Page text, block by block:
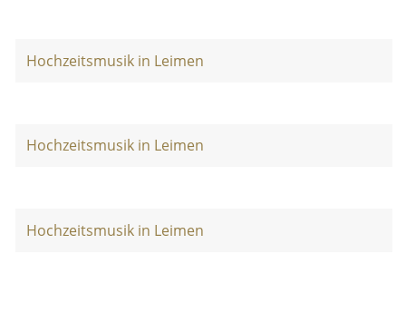
Hochzeitsmusik in Leimen
Hochzeitsmusik in Leimen
Hochzeitsmusik in Leimen